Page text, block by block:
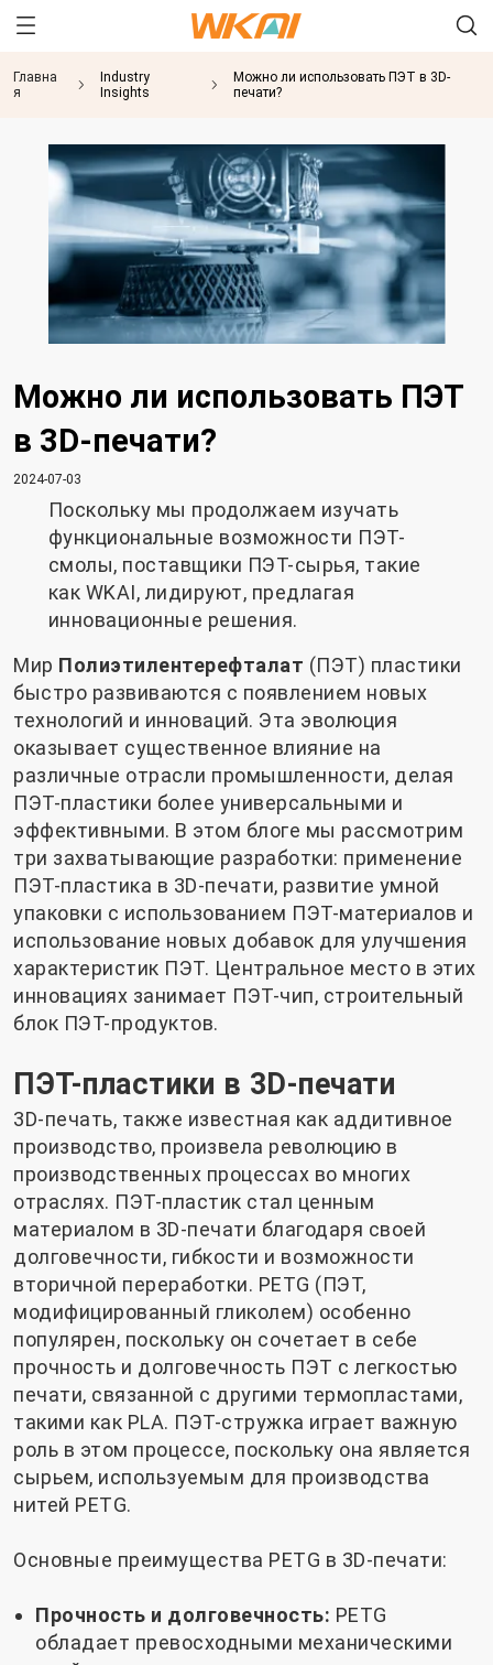
Главна
я
Industry
Insights
Можно ли использовать ПЭТ в 3D-
печати?
Можно ли использовать ПЭТ
в 3D-печати?
2024-07-03
Поскольку мы продолжаем изучать
функциональные возможности ПЭТ-
смолы, поставщики ПЭТ-сырья, такие
как WKAI, лидируют, предлагая
инновационные решения.
Мир Полиэтилентерефталат (ПЭТ) пластики
быстро развиваются с появлением новых
технологий и инноваций. Эта эволюция
оказывает существенное влияние на
различные отрасли промышленности, делая
ПЭТ-пластики более универсальными и
эффективными. В этом блоге мы рассмотрим
три захватывающие разработки: применение
ПЭТ-пластика в 3D-печати, развитие умной
упаковки с использованием ПЭТ-материалов и
использование новых добавок для улучшения
характеристик ПЭТ. Центральное место в этих
инновациях занимает ПЭТ-чип, строительный
блок ПЭТ-продуктов.
ПЭТ-пластики в 3D-печати
3D-печать, также известная как аддитивное
производство, произвела революцию в
производственных процессах во многих
отраслях. ПЭТ-пластик стал ценным
материалом в 3D-печати благодаря своей
долговечности, гибкости и возможности
вторичной переработки. PETG (ПЭТ,
модифицированный гликолем) особенно
популярен, поскольку он сочетает в себе
прочность и долговечность ПЭТ с легкостью
печати, связанной с другими термопластами,
такими как PLA. ПЭТ-стружка играет важную
роль в этом процессе, поскольку она является
сырьем, используемым для производства
нитей PETG.
Основные преимущества PETG в 3D-печати:
Прочность и долговечность: PETG
обладает превосходными механическими